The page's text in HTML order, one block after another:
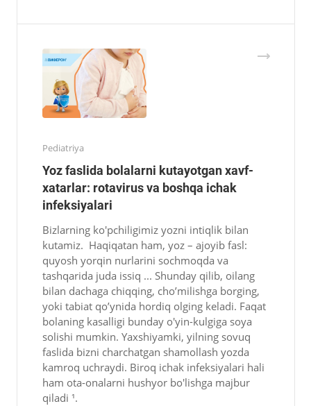
Pediatriya
Yoz faslida bolalarni kutayotgan xavf-
xatarlar: rotavirus va boshqa ichak
infeksiyalari
Bizlarning ko'pchiligimiz yozni intiqlik bilan
kutamiz. Haqiqatan ham, yoz – ajoyib fasl:
quyosh yorqin nurlarini sochmoqda va
tashqarida juda issiq ... Shunday qilib, oilang
bilan dachaga chiqqing, cho’milishga borging,
yoki tabiat qo’ynida hordiq olging keladi. Faqat
bolaning kasalligi bunday o'yin-kulgiga soya
solishi mumkin. Yaxshiyamki, yilning sovuq
faslida bizni charchatgan shamollash yozda
kamroq uchraydi. Biroq ichak infeksiyalari hali
ham ota-onalarni hushyor bo'lishga majbur
qiladi ¹.